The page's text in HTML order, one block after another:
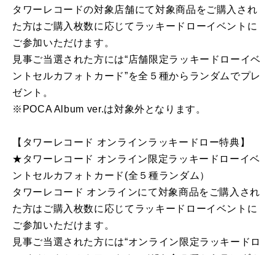
タワーレコードの対象店舗にて対象商品をご購入され
た方はご購入枚数に応じてラッキードローイベントに
ご参加いただけます。
見事ご当選された方には“店舗限定ラッキードローイベ
ントセルカフォトカード”を全５種からランダムでプレ
ゼント。
※POCA Album ver.は対象外となります。
【タワーレコード オンラインラッキードロー特典】
★タワーレコード オンライン限定ラッキードローイベ
ントセルカフォトカード(全５種ランダム）
タワーレコード オンラインにて対象商品をご購入され
た方はご購入枚数に応じてラッキードローイベントに
ご参加いただけます。
見事ご当選された方には“オンライン限定ラッキードロ